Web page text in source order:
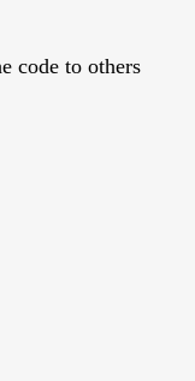
code to others